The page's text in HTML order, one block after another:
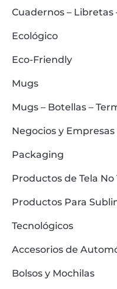
Cuadernos – Libretas
Ecológico
Eco-Friendly
Mugs
Mugs – Botellas –
Negocios y Empresas
Packaging
Productos de Tela No
Productos Para
Tecnológicos
Accesorios de
Bolsos y Mochilas